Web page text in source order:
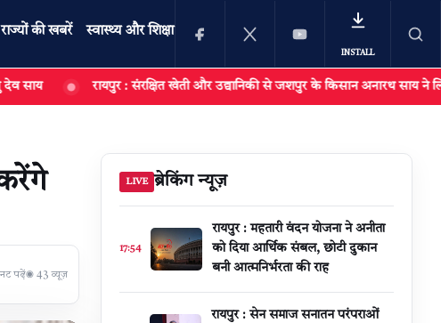
INSTALL
राज्यों की खबरें स्वास्थ्य और शिक्षा
खोजें
रायपुर : संरक्षित खेती और उद्यानिकी से जशपुर के किसान अनारथ साय ने लिखी आत्मनिर्भरता
पढ़ें◉ 43 व्यूज़
LIVE ब्रेकिंग न्यूज़
17:54
रायपुर : महतारी वंदन योजना ने अनीता
को दिया आर्थिक संबल, छोटी दुकान
बनी आत्मनिर्भरता की राह
रायपुर : सेन समाज सनातन परंपराओं